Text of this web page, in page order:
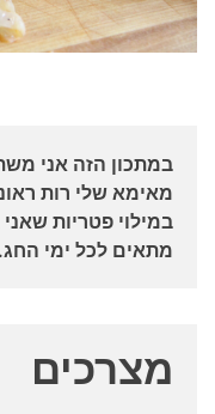
במתכון הזה אני
מאימא שלי רות
במילוי פטריות
מתאים לכל ימי החג.
מצרכים